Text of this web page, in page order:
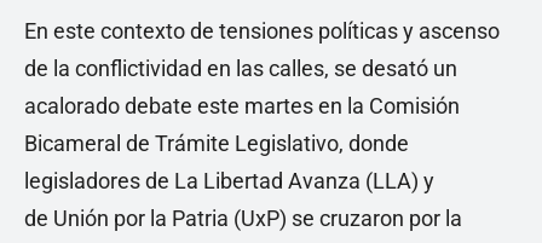
En este contexto de tensiones políticas y ascenso
de la conflictividad en las calles, se desató un
acalorado debate este martes en la Comisión
Bicameral de Trámite Legislativo, donde
legisladores de La Libertad Avanza (LLA) y
de Unión por la Patria (UxP) se cruzaron por la